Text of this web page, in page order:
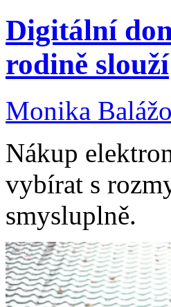
Digitální
rodině slouží
Monika
Nákup
vybírat s
smysluplně.